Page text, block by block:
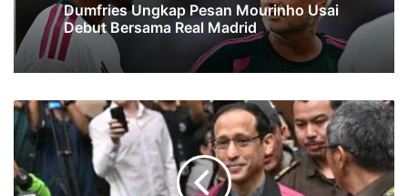
Dumfries Ungkap Pesan Mourinho Usai
Debut Bersama Real Madrid
Nadiem
Makarim
Wajib
Lapor
Dua